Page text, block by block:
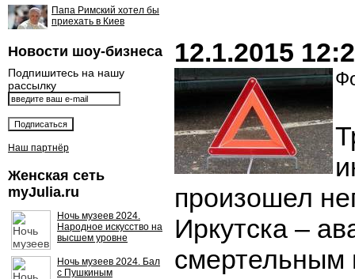
Папа Римский хотел бы
приехать в Киев
Новости шоу-бизнеса
Подпишитесь на нашу
рассылку
Наш партнёр
Женская сеть
myJulia.ru
Ночь музеев 2024.
Народное искусство на
высшем уровне
Ночь музеев 2024. Бал
с Пушкиным
12.1.2015
произошел
Иркутска –
смертельным